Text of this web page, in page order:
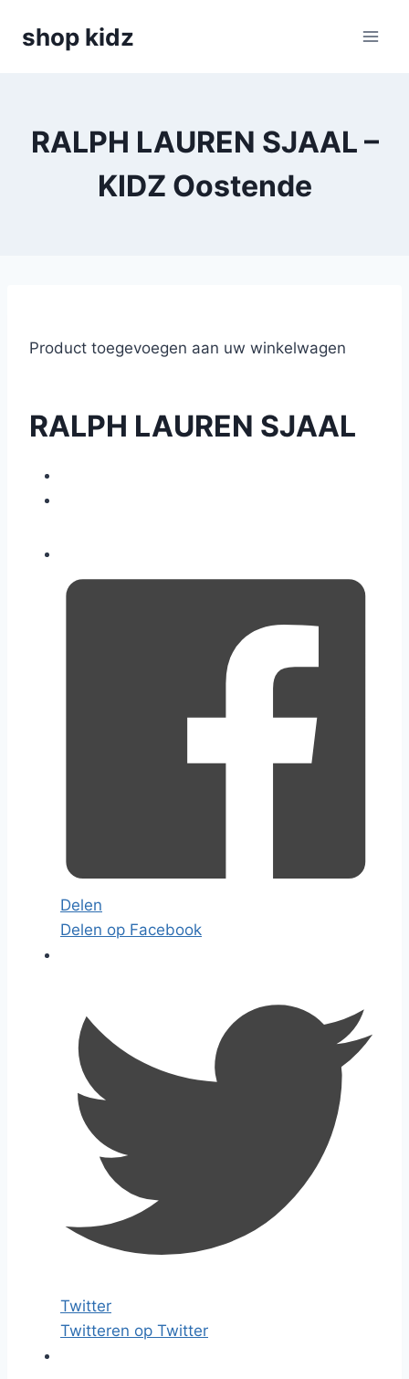
shop kidz
RALPH LAUREN SJAAL –
KIDZ Oostende
Product toegevoegen aan uw winkelwagen
RALPH LAUREN SJAAL
Delen
Delen op Facebook
Twitter
Twitteren op Twitter